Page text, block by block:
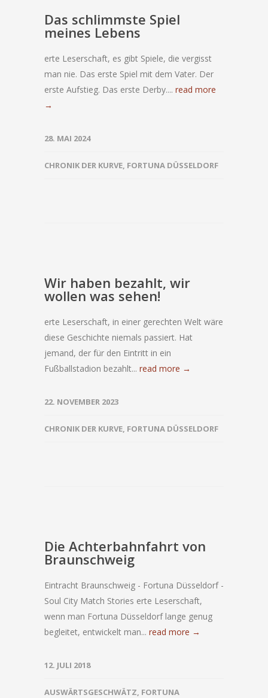
Das schlimmste Spiel
meines Lebens
erte Leserschaft, es gibt Spiele, die vergisst
man nie. Das erste Spiel mit dem Vater. Der
erste Aufstieg. Das erste Derby.... read more
→
28. MAI 2024
CHRONIK DER KURVE, FORTUNA DÜSSELDORF
Wir haben bezahlt, wir
wollen was sehen!
erte Leserschaft, in einer gerechten Welt wäre
diese Geschichte niemals passiert. Hat
jemand, der für den Eintritt in ein
Fußballstadion bezahlt... read more →
22. NOVEMBER 2023
CHRONIK DER KURVE, FORTUNA DÜSSELDORF
Die Achterbahnfahrt von
Braunschweig
Eintracht Braunschweig - Fortuna Düsseldorf -
Soul City Match Stories erte Leserschaft,
wenn man Fortuna Düsseldorf lange genug
begleitet, entwickelt man... read more →
12. JULI 2018
AUSWÄRTSGESCHWÄTZ, FORTUNA